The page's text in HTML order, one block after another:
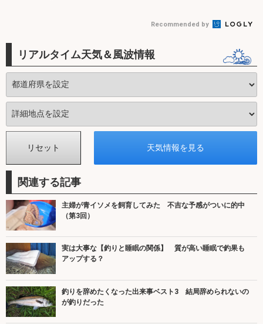
Recommended by
リアルタイム天気＆風波情報
関連する記事
主婦が青イソメを飼育してみた 不吉な予感がついに的中
（第3回）
実は大事な【釣りと睡眠の関係】 質が高い睡眠で釣果も
アップする？
釣りを辞めたくなった出来事ベスト3 結局辞められないの
が釣りだった